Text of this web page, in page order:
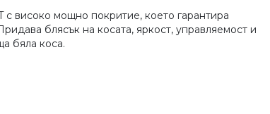
с високо мощно покритие, което гарантира
блясък на косата, яркост, управляемост и
бяла коса.